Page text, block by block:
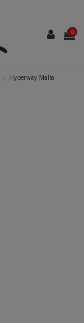
0
Hyperway Malla